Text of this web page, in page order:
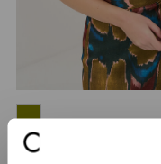
Taddeo Africa print top